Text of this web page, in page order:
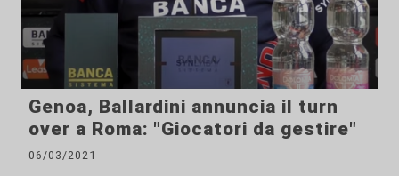
Genoa, Ballardini annuncia il turn
over a Roma: "Giocatori da gestire"
06/03/2021